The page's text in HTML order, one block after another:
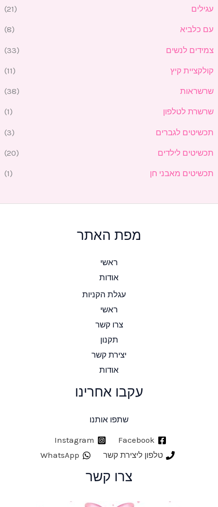
עגילים (21)
עם כלביא (8)
צמידים לנשים (33)
קולקציית קיץ (11)
שרשראות (38)
שרשרת לטלפון (1)
תכשיטים לגברים (3)
תכשיטים לילדים (20)
תכשיטים מאבני חן (1)
מפת האתר
ראשי
אודות
עגלת הקניות
ראשי
צרו קשר
תקנון
יצירת קשר
אודות
עקבו אחרינו
שתפו אותנו
Facebook
Instagram
טלפון ליצירת קשר
WhatsApp
צרו קשר